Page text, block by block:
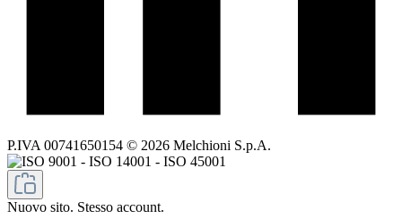
P.IVA 00741650154 © 2026 Melchioni S.p.A.
Nuovo sito. Stesso account.